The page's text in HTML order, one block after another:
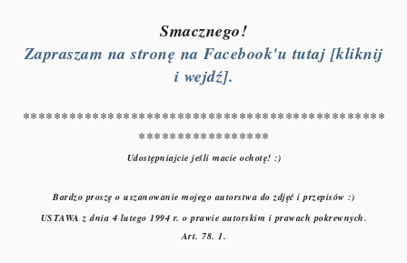
Smacznego!
Zapraszam na stronę na Facebook'u tutaj [kliknij
i wejdź].
***********************************************
*****************
Udostępniajcie jeśli macie ochotę! :)
Bardzo proszę o uszanowanie mojego autorstwa do zdjęć i przepisów :)
USTAWA z dnia 4 lutego 1994 r. o prawie autorskim i prawach pokrewnych.
Art. 78. 1.